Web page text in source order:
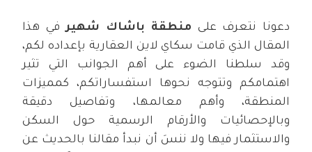
دعونا نتعرف على منطقة باشاك شهيرفي هذا
المقال الذي قامت سكاي لاين العقارية بإعداده لكم،
وقد سلطنا الضوء على أهم الجوانب التي تثير
اهتمامكم وتتوجه نحوها استفساراتكم، كمميزات
المنطقة، وأهم معالمها، وتفاصيل دقيقة
وبالإحصائيات والأرقام الرسمية حول السكن
والاستثمار فيها ولا ننسَ أن نبدأ مقالنا بالحديث عن